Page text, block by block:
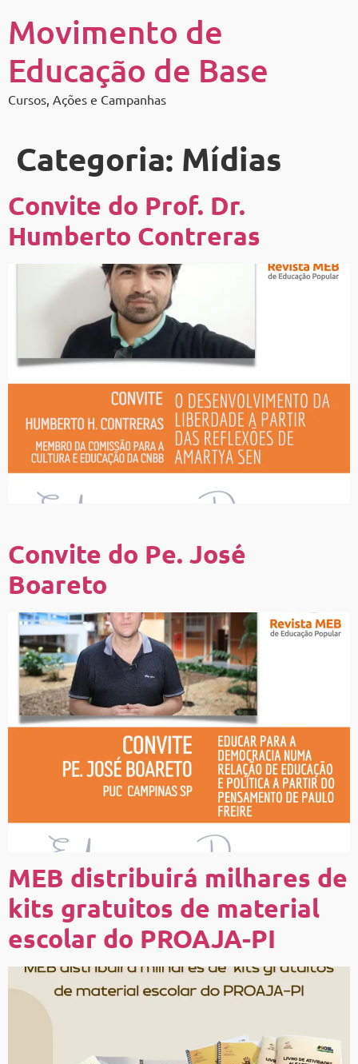
Movimento de
Educação de Base
Cursos, Ações e Campanhas
Categoria: Mídias
Convite do Prof. Dr.
Humberto Contreras
Convite do Pe. José
Boareto
MEB distribuirá milhares de
kits gratuitos de material
escolar do PROAJA-PI